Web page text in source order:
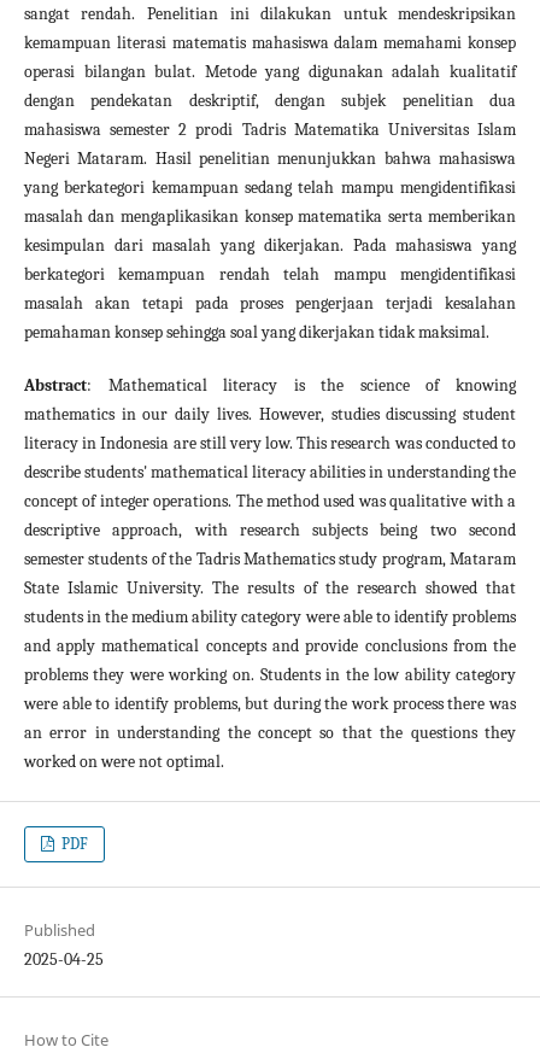
sangat rendah. Penelitian ini dilakukan untuk mendeskripsikan
kemampuan literasi matematis mahasiswa dalam memahami konsep
operasi bilangan bulat. Metode yang digunakan adalah kualitatif
dengan pendekatan deskriptif, dengan subjek penelitian dua
mahasiswa semester 2 prodi Tadris Matematika Universitas Islam
Negeri Mataram. Hasil penelitian menunjukkan bahwa mahasiswa
yang berkategori kemampuan sedang telah mampu mengidentifikasi
masalah dan mengaplikasikan konsep matematika serta memberikan
kesimpulan dari masalah yang dikerjakan. Pada mahasiswa yang
berkategori kemampuan rendah telah mampu mengidentifikasi
masalah akan tetapi pada proses pengerjaan terjadi kesalahan
pemahaman konsep sehingga soal yang dikerjakan tidak maksimal.
Abstract: Mathematical literacy is the science of knowing
mathematics in our daily lives. However, studies discussing student
literacy in Indonesia are still very low. This research was conducted to
describe students' mathematical literacy abilities in understanding the
concept of integer operations. The method used was qualitative with a
descriptive approach, with research subjects being two second
semester students of the Tadris Mathematics study program, Mataram
State Islamic University. The results of the research showed that
students in the medium ability category were able to identify problems
and apply mathematical concepts and provide conclusions from the
problems they were working on. Students in the low ability category
were able to identify problems, but during the work process there was
an error in understanding the concept so that the questions they
worked on were not optimal.
PDF
Published
2025-04-25
How to Cite